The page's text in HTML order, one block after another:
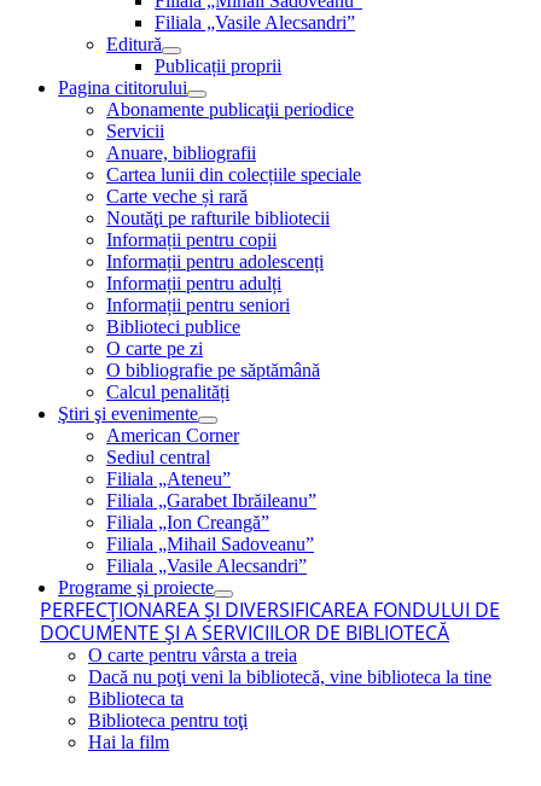
Filiala „Vasile Alecsandri”
Editură
Publicații proprii
Pagina cititorului
Abonamente publicaţii periodice
Servicii
Anuare, bibliografii
Cartea lunii din colecțiile speciale
Carte veche și rară
Noutăţi pe rafturile bibliotecii
Informații pentru copii
Informații pentru adolescenți
Informații pentru adulți
Informații pentru seniori
Biblioteci publice
O carte pe zi
O bibliografie pe săptămână
Calcul penalități
Ştiri şi evenimente
American Corner
Sediul central
Filiala „Ateneu”
Filiala „Garabet Ibrăileanu”
Filiala „Ion Creangă”
Filiala „Mihail Sadoveanu”
Filiala „Vasile Alecsandri”
Programe şi proiecte
PERFECŢIONAREA ŞI DIVERSIFICAREA FONDULUI DE
DOCUMENTE ŞI A SERVICIILOR DE BIBLIOTECĂ
O carte pentru vârsta a treia
Dacă nu poţi veni la bibliotecă, vine biblioteca la tine
Biblioteca ta
Biblioteca pentru toţi
Hai la film